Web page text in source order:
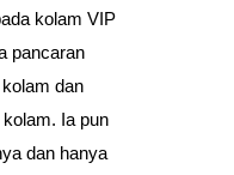
kolam VIP
pancaran
dan
Ia pun
dan hanya